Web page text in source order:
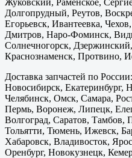
Долгопрудный, Реутов,
Егорьевск, Ивантеевка,
Дмитров, Наро-Фоминск,
Солнечногорск,
Краснознаменск, Протвино,
Доставка запчастей по
Новосибирск, Екатеринбург,
Челябинск, Омск, Самара,
Пермь, Воронеж, Липецк,
Волгоград, Саратов, Тамбов,
Тольятти, Тюмень, Ижевск,
Хабаровск, Владивосток,
Оренбург, Новокузнецк,